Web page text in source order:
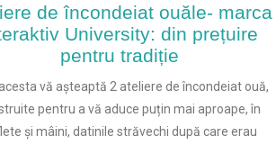
de încondeiat ouăle- marca
University: din prețuire
pentru tradiție
vă așteaptă 2 ateliere de încondeiat ouă,
pentru a vă aduce puțin mai aproape, în
și mâini, datinile străvechi după care erau